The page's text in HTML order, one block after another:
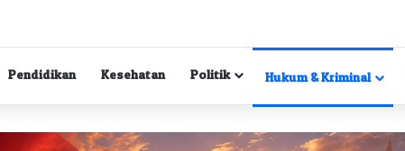
Pendidikan Kesehatan Politik Hukum & Kriminal